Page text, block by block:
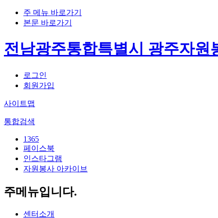
주 메뉴 바로가기
본문 바로가기
전남광주통합특별시 광주자원
로그인
회원가입
사이트맵
통합검색
1365
페이스북
인스타그램
자원봉사 아카이브
주메뉴입니다.
센터소개